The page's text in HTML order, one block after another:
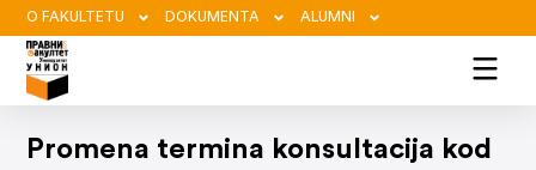
O FAKULTETU DOKUMENTA ALUMNI
Promena termina konsultacija kod